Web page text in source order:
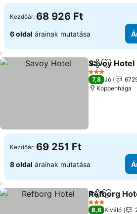
Kezdőár: 68 926 Ft
6 oldal árainak mutatása
Megosztás
Savoy Hotel
3 Kategória
7,8 Jó
Koppenhága
Kezdőár: 69 251 Ft
8 oldal árainak mutatása
Megosztás
Refborg
3 Kategória
8,6 Kiváló